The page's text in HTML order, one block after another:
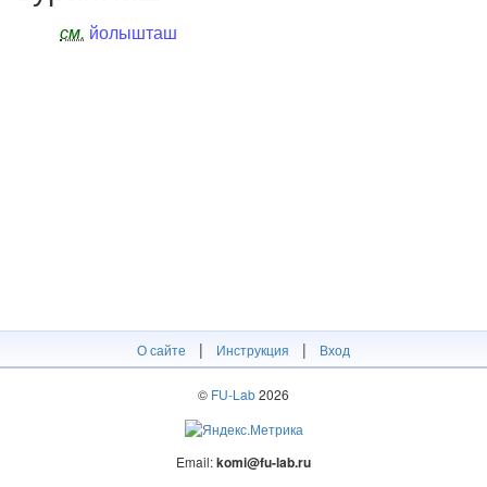
см. йолышташ
О сайте | Инструкция | Вход
© FU-Lab2026
Email:komi@fu-lab.ru